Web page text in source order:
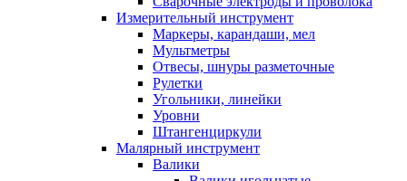
Измерительный инструмент
Маркеры, карандаши, мел
Мультметры
Отвесы, шнуры разметочные
Рулетки
Угольники, линейки
Уровни
Штангенциркули
Малярный инструмент
Валики